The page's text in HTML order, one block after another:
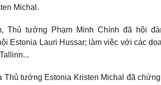
Michal.
Thủ tướng Phạm Minh Chính đã hội
Estonia Lauri Hussar; làm việc với các
Thủ tướng Estonia Kristen Michal đã